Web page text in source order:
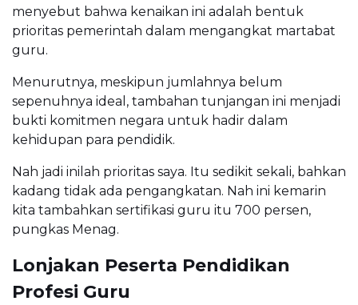
menyebut bahwa kenaikan ini adalah bentuk
prioritas pemerintah dalam mengangkat martabat
guru.
Menurutnya, meskipun jumlahnya belum
sepenuhnya ideal, tambahan tunjangan ini menjadi
bukti komitmen negara untuk hadir dalam
kehidupan para pendidik.
Nah jadi inilah prioritas saya. Itu sedikit sekali, bahkan
kadang tidak ada pengangkatan. Nah ini kemarin
kita tambahkan sertifikasi guru itu 700 persen,
pungkas Menag.
Lonjakan Peserta Pendidikan
Profesi Guru